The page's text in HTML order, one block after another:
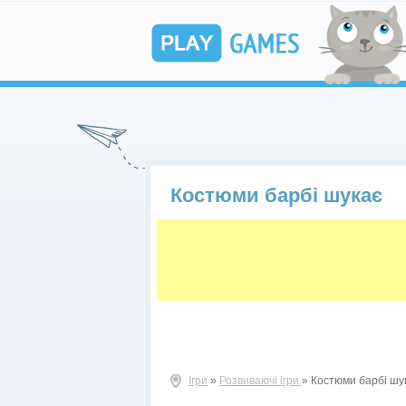
Костюми барбі шукає
Ігри » Розвиваючі ігри » Костюми барбі